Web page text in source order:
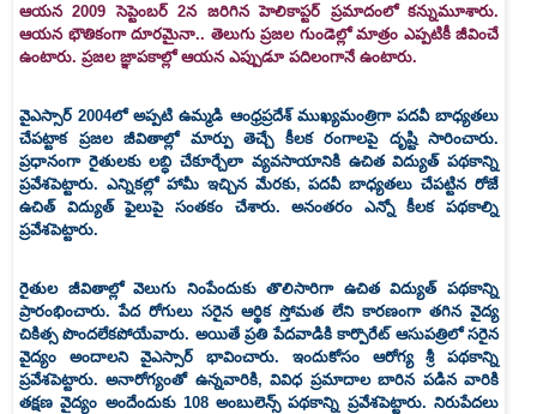
ఆయన 2009 సెప్టెంబర్‌ 2న జరిగిన హెలికాప్టర్‌ ప్రమాదంలో కన్నుమూశారు.
ఆయన భౌతికంగా దూరమైనా.. తెలుగు ప్రజల గుండెల్లో మాత్రం ఎప్పటికీ జీవించే
ఉంటారు. ప్రజల జ్ఞాపకాల్లో ఆయన ఎప్పుడూ పదిలంగానే ఉంటారు.
వైఎస్సార్‌ 2004లో అప్పటి ఉమ్మడి ఆంధ్రప్రదేశ్‌ ముఖ్యమంత్రిగా పదవీ బాధ్యతలు
చేపట్టాక ప్రజల జీవితాల్లో మార్పు తెచ్చే కీలక రంగాలపై దృష్టి సారించారు.
ప్రధానంగా రైతులకు లబ్ధి చేకూర్చేలా వ్యవసాయానికి ఉచిత విద్యుత్‌ పథకాన్ని
ప్రవేశపెట్టారు. ఎన్నికల్లో హామీ ఇచ్చిన మేరకు, పదవీ బాధ్యతలు చేపట్టిన రోజే
ఉచిత్‌ విద్యుత్‌ ఫైలుపై సంతకం చేశారు. అనంతరం ఎన్నో కీలక పథకాల్ని
ప్రవేశపెట్టారు.
రైతుల జీవితాల్లో వెలుగు నింపేందుకు తొలిసారిగా ఉచిత విద్యుత్‌ పథకాన్ని
ప్రారంభించారు. పేద రోగులు సరైన ఆర్థిక స్తోమత లేని కారణంగా తగిన వైద్య
చికిత్స పొందలేకపోయేవారు. అయితే ప్రతి పేదవాడికి కార్పొరేట్‌ ఆసుపత్రిలో సరైన
వైద్యం అందాలని వైఎస్సార్‌ భావించారు. ఇందుకోసం ఆరోగ్య శ్రీ పథకాన్ని
ప్రవేశపెట్టారు. అనారోగ్యంతో ఉన్నవారికి, వివిధ ప్రమాదాల బారిన పడిన వారికి
తక్షణ వైద్యం అందేందుకు 108 అంబులెన్స్‌ పథకాన్ని ప్రవేశపెట్టారు. నిరుపేదలు